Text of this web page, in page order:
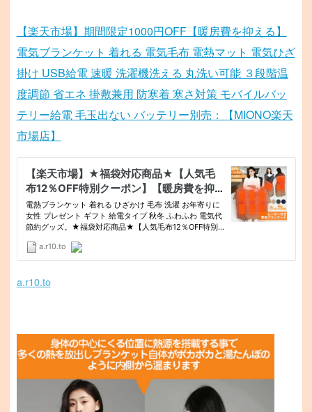
【楽天市場】期間限定1000円OFF【暖房費を抑える】
電気ブランケット 着れる 電気毛布 電熱マット 電気ひざ
掛け USB給電 速暖 洗濯機洗える 丸洗い可能 ３段階温
度調節 省エネ 掛敷兼用 防寒着 寒さ対策 モバイルバッ
テリー給電 毛玉出ない バッテリー別売：【MIONO楽天
市場店】
a.r10.to